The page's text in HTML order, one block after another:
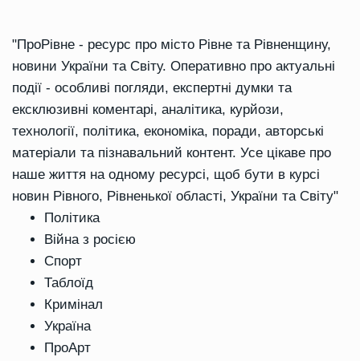
"ПроРівне - ресурс про місто Рівне та Рівненщину,
новини України та Світу. Оперативно про актуальні
події - особливі погляди, експертні думки та
ексклюзивні коментарі, аналітика, курйози,
технології, політика, економіка, поради, авторські
матеріали та пізнавальний контент. Усе цікаве про
наше життя на одному ресурсі, щоб бути в курсі
новин Рівного, Рівненької області, України та Світу"
Політика
Війна з росією
Спорт
Таблоїд
Кримінал
Україна
ПроАрт